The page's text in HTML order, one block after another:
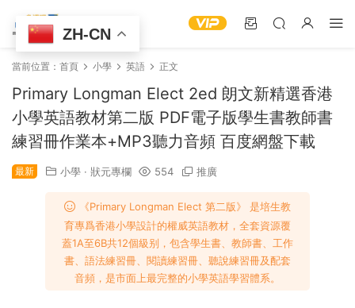
當前位置： 首頁 小學 英語 正文
Primary Longman Elect 2ed 朗文新精選香港
小學英語教材第二版 PDF電子版學生書教師書
練習冊作業本+MP3聽力音頻 百度網盤下載
最新 小學 · 狀元專欄 554 推廣
《Primary Longman Elect 第二版》 是培生教
育專爲香港小學設計的權威英語教材，全套資源覆
蓋1A至6B共12個級别，包含學生書、教師書、工作
書、語法練習冊、閱讀練習冊、聽說練習冊及配套
音頻，是市面上最完整的小學英語學習體系。
ZH-CN